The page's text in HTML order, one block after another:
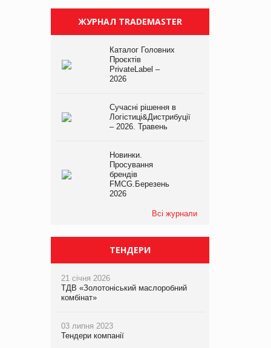
ЖУРНАЛ TRADEMASTER
Каталог Головних
Проєктів
PrivateLabel –
2026
Сучасні рішення в
Логістиці&Дистрибуції
– 2026. Травень
Новинки.
Просування
брендів
FMCG.Березень
2026
Всі журнали
ТЕНДЕРИ
21 січня 2026
ТДВ «Золотоніський маслоробний
комбінат»
03 липня 2023
Тендери компанії